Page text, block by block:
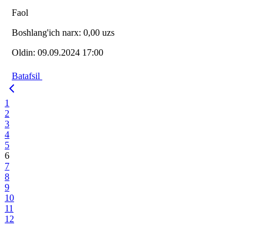
Faol
Boshlang'ich narx: 0,00 uzs
Oldin: 09.09.2024 17:00
Batafsil
1
2
3
4
5
6
7
8
9
10
11
12